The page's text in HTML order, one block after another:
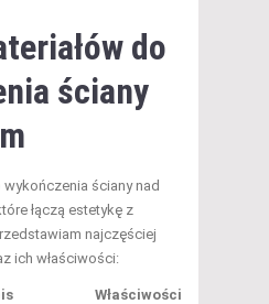
do
ściany
wykończenia ściany nad
łączą estetykę z
najczęściej
ich właściwości:
Właściwości